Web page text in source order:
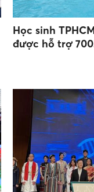
Học sinh
được hỗ trợ